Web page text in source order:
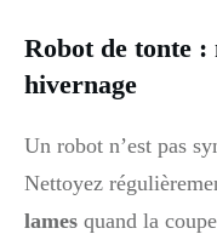
Robot de tonte :
hivernage
Un robot n’est pas
Nettoyez
lames quand la